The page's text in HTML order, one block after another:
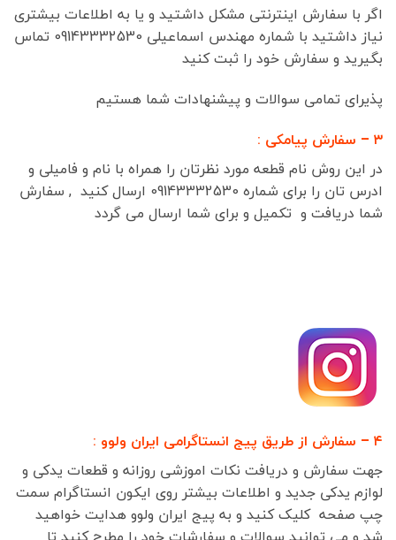
اگر با سفارش اینترنتی مشکل داشتید و یا به اطلاعات بیشتری
نیاز داشتید با شماره مهندس اسماعیلی 09143332530 تماس
بگیرید و سفارش خود را ثبت کنید
پذیرای تمامی سوالات و پیشنهادات شما هستیم
۳ – سفارش پیامکی :
در این روش نام قطعه مورد نظرتان را همراه با نام و فامیلی و
ادرس تان را برای شماره 09143332530 ارسال کنید , سفارش
شما دریافت و تکمیل و برای شما ارسال می گردد
۴ – سفارش از طریق پیج انستاگرامی ایران ولوو :
جهت سفارش و دریافت نکات اموزشی روزانه و قطعات یدکی و
لوازم یدکی جدید و اطلاعات بیشتر روی ایکون انستاگرام سمت
چپ صفحه کلیک کنید و به پیج ایران ولوو هدایت خواهید